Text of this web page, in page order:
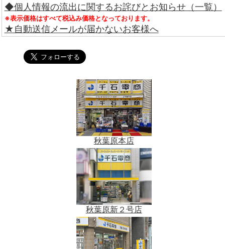
◆個人情報の流出に関するお詫びとお知らせ（一覧）
※表示価格はすべて税込み価格となっております。
★自動送信メールが届かないお客様へ
秋葉原本店
秋葉原新２号店